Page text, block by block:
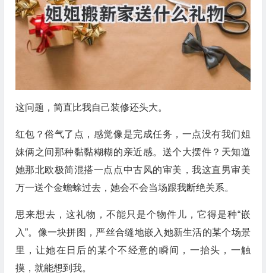
这问题，简直比我自己装修还头大。
红包？俗气了点，感觉像是完成任务，一点没有我们姐
妹俩之间那种黏黏糊糊的亲近感。送个大摆件？天知道
她那北欧极简混搭一点点中古风的审美，我这直男审美
万一送个金蟾蜍过去，她会不会当场跟我断绝关系。
思来想去，这礼物，不能只是个物件儿，它得是种“嵌
入”。像一块拼图，严丝合缝地嵌入她新生活的某个场景
里，让她在日后的某个不经意的瞬间，一抬头，一触
摸，就能想到我。